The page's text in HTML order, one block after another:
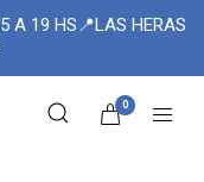
A 19 HS📍LAS HERAS
0